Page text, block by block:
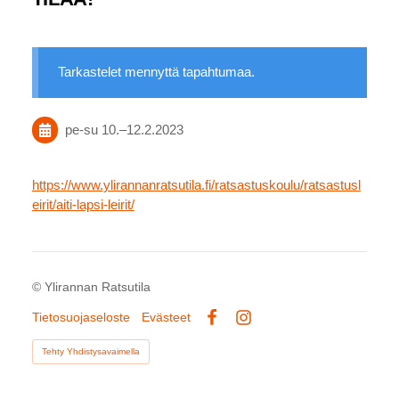
Tarkastelet mennyttä tapahtumaa.
pe-su 10.–12.2.2023
https://www.ylirannanratsutila.fi/ratsastuskoulu/ratsastusl
eirit/aiti-lapsi-leirit/
© Ylirannan Ratsutila
Tietosuojaseloste
Evästeet
Tehty Yhdistysavaimella